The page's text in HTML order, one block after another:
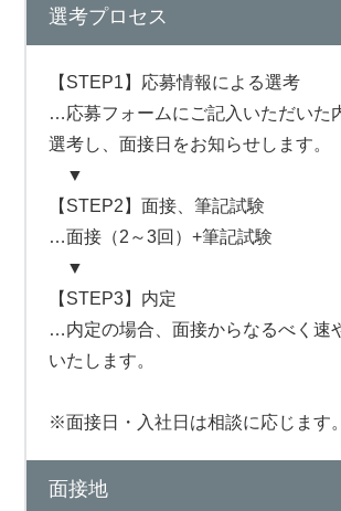
選考プロセス
【STEP1】応募情報による選考
…応募フォームにご記入いただいた
選考し、面接日をお知らせします。
▼
【STEP2】面接、筆記試験
…面接（2～3回）+筆記試験
▼
【STEP3】内定
…内定の場合、面接からなるべく速
いたします。
※面接日・入社日は相談に応じます。
面接地